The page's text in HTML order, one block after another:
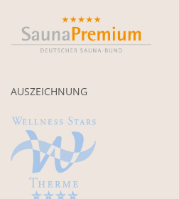
AUSZEICHNUNG